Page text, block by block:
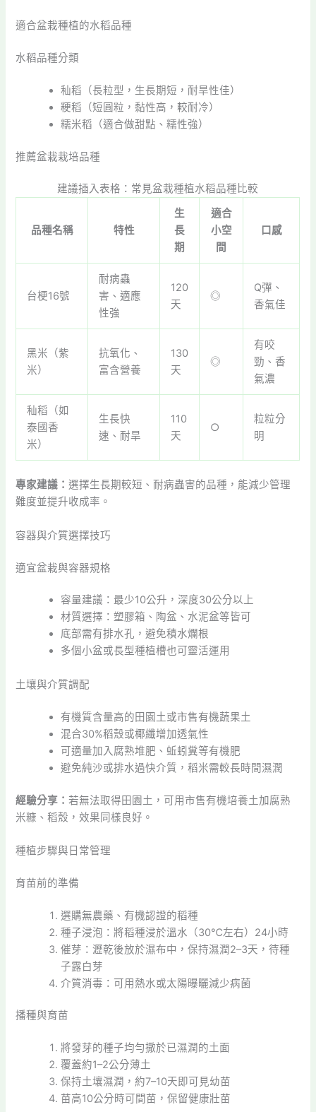
適合盆栽種植的水稻品種
水稻品種分類
秈稻（長粒型，生長期短，耐旱性佳）
粳稻（短圓粒，黏性高，較耐冷）
糯米稻（適合做甜點、糯性強）
推薦盆栽栽培品種
建議插入表格：常見盆栽種植水稻品種比較
品種名稱 特性
生
長
期
適合
小空
間
口感
台梗16號
耐病蟲
害、適應
性強
120
天
◎
Q彈、
香氣佳
黑米（紫
米）
抗氧化、
富含營養
130
天
◎
有咬
勁、香
氣濃
秈稻（如
泰國香
米）
生長快
速、耐旱
110
天
○
粒粒分
明
專家建議：選擇生長期較短、耐病蟲害的品種，能減少管理
難度並提升收成率。
容器與介質選擇技巧
適宜盆栽與容器規格
容量建議：最少10公升，深度30公分以上
材質選擇：塑膠箱、陶盆、水泥盆等皆可
底部需有排水孔，避免積水爛根
多個小盆或長型種植槽也可靈活運用
土壤與介質調配
有機質含量高的田園土或市售有機蔬果土
混合30%稻殼或椰纖增加透氣性
可適量加入腐熟堆肥、蚯蚓糞等有機肥
避免純沙或排水過快介質，稻米需較長時間濕潤
經驗分享：若無法取得田園土，可用市售有機培養土加腐熟
米糠、稻殼，效果同樣良好。
種植步驟與日常管理
育苗前的準備
選購無農藥、有機認證的稻種
種子浸泡：將稻種浸於溫水（30℃左右）24小時
催芽：瀝乾後放於濕布中，保持濕潤2–3天，待種
子露白芽
介質消毒：可用熱水或太陽曝曬減少病菌
播種與育苗
將發芽的種子均勻撒於已濕潤的土面
覆蓋約1–2公分薄土
保持土壤濕潤，約7–10天即可見幼苗
苗高10公分時可間苗，保留健康壯苗